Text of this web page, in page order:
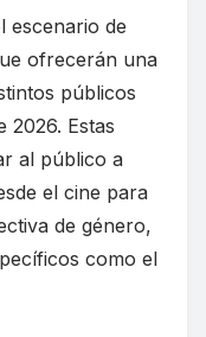
escenario de
ofrecerán una
públicos
2026. Estas
al público a
el cine para
de género,
como el